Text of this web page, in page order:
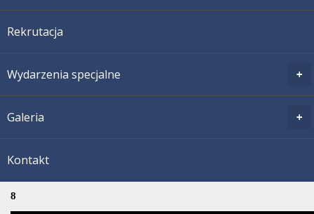
Rekrutacja
Wydarzenia specjalne
Galeria
Kontakt
8